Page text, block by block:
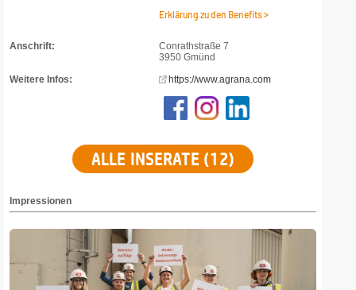
Erklärung zu den Benefits >
Anschrift:
Conrathstraße 7
3950 Gmünd
Weitere Infos:
https://www.agrana.com
ALLE INSERATE (12)
Impressionen